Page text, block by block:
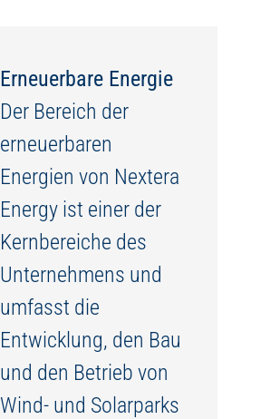
Erneuerbare Energie
Der Bereich der
erneuerbaren
Energien von Nextera
Energy ist einer der
Kernbereiche des
Unternehmens und
umfasst die
Entwicklung, den Bau
und den Betrieb von
Wind- und Solarparks